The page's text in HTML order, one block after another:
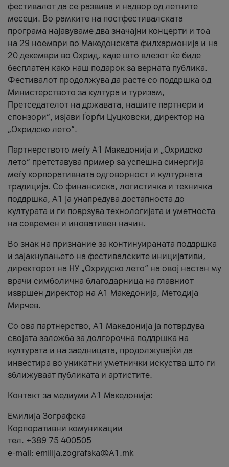
фестивалот да се развива и надвор од летните
месеци. Во рамките на постфестивалската
програма најавуваме два значајни концерти и тоа
на 29 ноември во Македонската филхармонија и на
20 декември во Охрид, каде што влезот ќе биде
бесплатен како наш подарок за верната публика.
Фестивалот продолжува да расте со поддршка од
Министерството за култура и туризам,
Претседателот на државата, нашите партнери и
спонзори“, изјави Ѓорѓи Цуцковски, директор на
„Охридско лето“.
Партнерството меѓу A1 Македонија и „Охридско
лето“ претставува пример за успешна синергија
меѓу корпоративната одговорност и културната
традиција. Со финансиска, логистичка и техничка
поддршка, A1 ја унапредува достапноста до
културата и ги поврзува технологијата и уметноста
на современ и иновативен начин.
Во знак на признание за континуираната поддршка
и зајакнувањето на фестивалските иницијативи,
директорот на НУ „Охридско лето“ на овој настан му
врачи симболична благодарница на главниот
извршен директор на A1 Македонија, Методија
Мирчев.
Со ова партнерство, A1 Македонија ја потврдува
својата заложба за долгорочна поддршка на
културата и на заедницата, продолжувајќи да
инвестира во уникатни уметнички искуства што ги
зближуваат публиката и артистите.
Контакт за медиуми А1 Македонија:
Емилија Зографска
Корпоративни комуникации
тел. +389 75 400505
e-mail: emilija.zografska@A1.mk